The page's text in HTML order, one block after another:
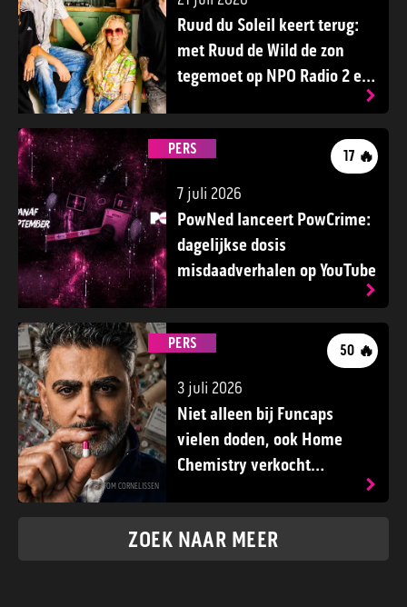
NEELTJE TUYNMAN
Ruud du Soleil keert terug:
met Ruud de Wild de zon
tegemoet op NPO Radio 2 en
PERS 17 🔥
7 juli 2026
PowNed lanceert PowCrime:
dagelijkse dosis
misdaadverhalen op YouTube
TOM CORNELISSEN
PERS 50 🔥
3 juli 2026
Niet alleen bij Funcaps
vielen doden, ook Home
Chemistry verkocht
mogelijk fataal werden
ZOEK NAAR MEER